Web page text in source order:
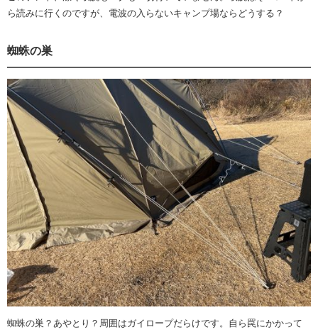
ら読みに行くのですが、電波の入らないキャンプ場ならどうする？
蜘蛛の巣
蜘蛛の巣？あやとり？周囲はガイロープだらけです。自ら罠にかかって